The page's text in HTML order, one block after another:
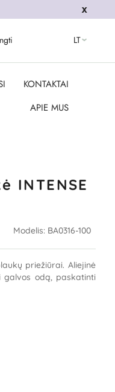
LT
KONTAKTAI
APIE MUS
INTENSE
Modelis: BA0316-100
priežiūrai. Aliejinė
odą, paskatinti